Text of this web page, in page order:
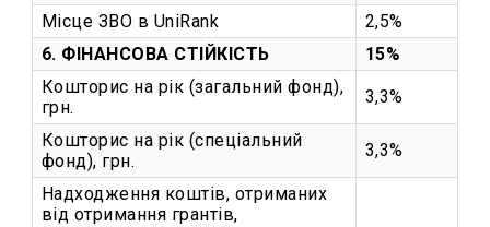
Місце ЗВО в UniRank
2,5%
6. ФІНАНСОВА СТІЙКІСТЬ
15%
Кошторис на рік (загальний фонд),
грн.
3,3%
Кошторис на рік (спеціальний
фонд), грн.
3,3%
Надходження коштів, отриманих
від отримання грантів,